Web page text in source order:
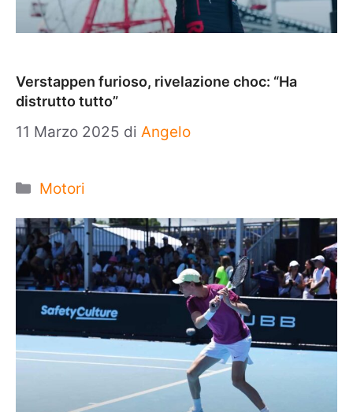
Verstappen furioso, rivelazione choc: “Ha
distrutto tutto”
11 Marzo 2025 di Angelo
Categorie
Motori